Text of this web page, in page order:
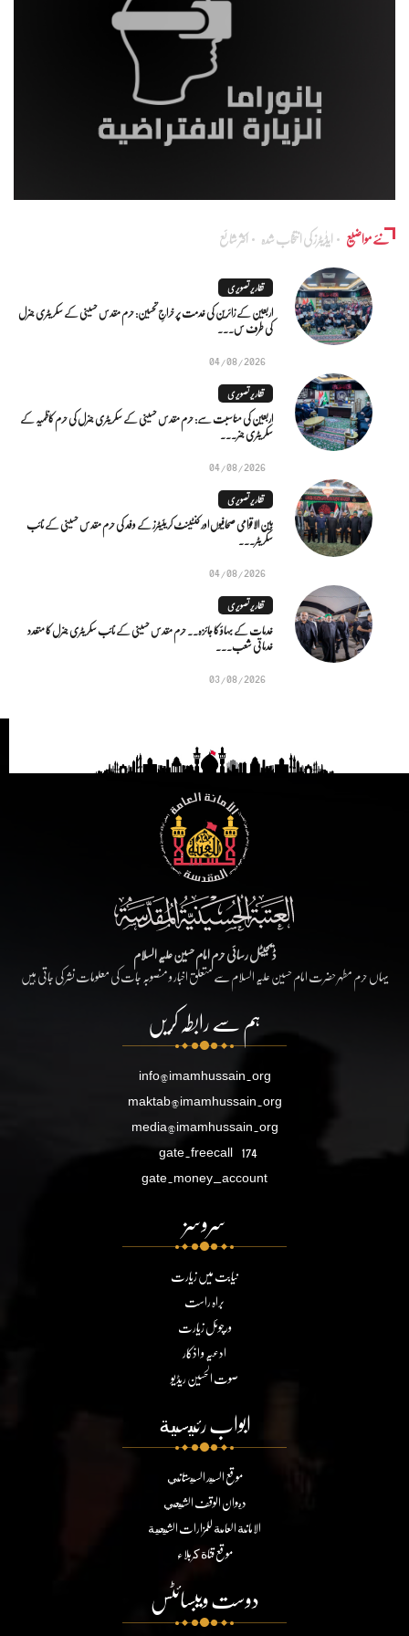
نئے مواضیع ایڈٰیٹرز کی انتخاب شدہ اکثر شائع
تقاریر تصویری
اربعین کے زائرین کی خدمت پر خراجِ تحسین: حرم مقدس حسینی کے سکریٹری جنرل
کی طرف س...
04/08/2026
تقاریر تصویری
اربعین کی مناسبت سے: حرم مقدس حسینی کے سکریٹری جنرل کی حرم کاظمیہ کے
سکریٹری جنر...
04/08/2026
تقاریر تصویری
بین الاقوامی صحافیوں اور کنٹینٹ کریئیٹرز کے وفد کی حرم مقدس حسینی کے نائب
سکریٹر...
04/08/2026
تقاریر تصویری
خدمات کے بہاؤ کا جائزہ.. حرم مقدس حسینی کے نائب سکریٹری جنرل کا متعدد
خدماتی شعب...
03/08/2026
ڈیجیٹل رسائی حرم امام حسین علیہ السلام
یہاں حرم مطہر حضرت امام حسین علیہ السلام سے متعلق اخبار و منصوبہ جات کی معلومات نشر کی جاتی ہیں
ہم سے رابطہ کریں
info@imamhussain.org
maktab@imamhussain.org
media@imamhussain.org
gate.freecall 174
gate.money_account
سروسز
نیابت میں زیارت
براہ راست
ورچوئل زیارت
ادعیہ و اذکار
صوت الحسین ریڈیو
ابواب رئيسية
موقع السيد السيستاني
ديوان الوقف الشيعي
الامانة العامة للمزارات الشيعية
موقع قناة كربلاء
دوست ویبسائٹس